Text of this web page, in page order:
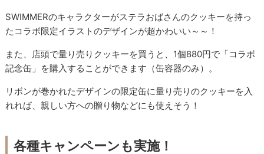
SWIMMERのキャラクターがステラおばさんのクッキーを持っ
たコラボ限定イラストのデザインが超かわいい～～！
また、店頭で量り売りクッキーを買うと、1個880円で「コラボ
記念缶」を購入することができます（缶容器のみ）。
リボンが巻かれたデザインの限定缶に量り売りのクッキーを入
れれば、親しい方への贈り物などにも使えそう！
各種キャンペーンも実施！